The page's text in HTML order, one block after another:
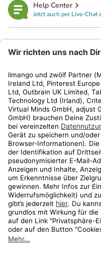
Help Center
Jetzt auch per Live-Chat
Kundenservice
Shop
Aktionen
Travel